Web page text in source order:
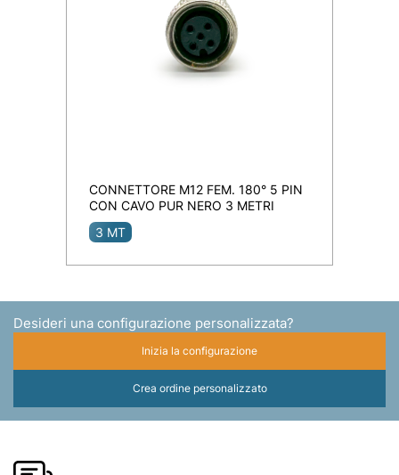
CONNETTORE M12 FEM. 180° 5 PIN
CON CAVO PUR NERO 3 METRI
3 MT
Desideri una configurazione personalizzata?
Inizia la configurazione
Crea ordine personalizzato